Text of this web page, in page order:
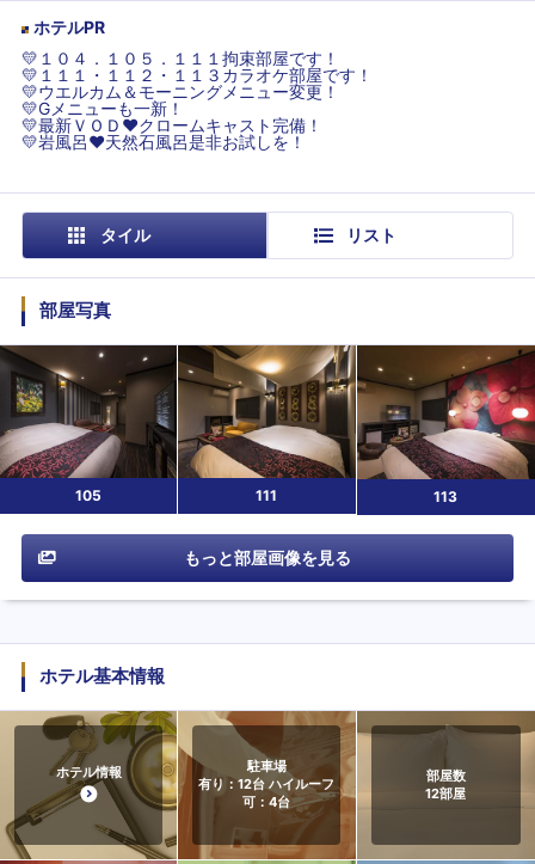
ホテルPR
💛１０４．１０５．１１１拘束部屋です！
💛１１１・１１２・１１３カラオケ部屋です！
💛ウエルカム＆モーニングメニュー変更！
💛Gメニューも一新！
💛最新ＶＯＤ♥クロームキャスト完備！
💛岩風呂♥天然石風呂是非お試しを！
タイル リスト
部屋写真
105 111 113
もっと部屋画像を見る
ホテル基本情報
ホテル情報
駐車場
有り：12台 ハイルーフ
可：4台
部屋数
12部屋